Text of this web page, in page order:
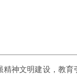
精神文明建设，教育